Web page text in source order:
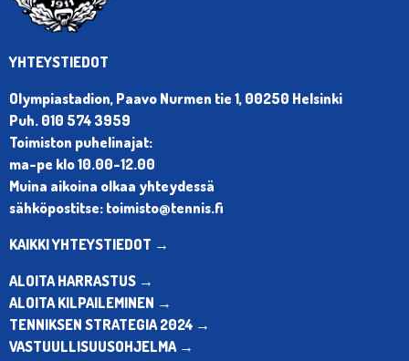
YHTEYSTIEDOT
Olympiastadion, Paavo Nurmen tie 1, 00250 Helsinki
Puh. 010 574 3959
Toimiston puhelinajat:
ma-pe klo 10.00-12.00
Muina aikoina olkaa yhteydessä
sähköpostitse: toimisto@tennis.fi
KAIKKI YHTEYSTIEDOT →
ALOITA HARRASTUS →
ALOITA KILPAILEMINEN →
TENNIKSEN STRATEGIA 2024 →
VASTUULLISUUSOHJELMA →